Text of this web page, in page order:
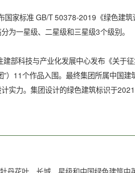
国家标准 GB/T 50378-2019《绿色建
为一星级、二星级和三星级3个级别。
部科技与产业化发展中心发布《关于
”）11个作品入围。最终集团所属中国
实力。集团设计的绿色建筑标识于